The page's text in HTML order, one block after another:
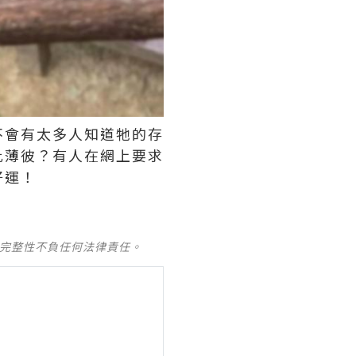
有太多人知道牠的存
彼？有人在網上要求
！
整性不負任何法律責任。